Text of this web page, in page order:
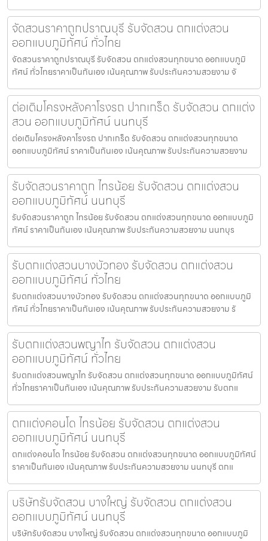
จัดสวนราคาถูกปราณบุรี รับจัดสวน ตกแต่งสวน
ออกแบบภูมิทัศน์ ทั่วไทย
จัดสวนราคาถูกปราณบุรี รับจัดสวน ตกแต่งสวนทุกขนาด ออกแบบภูมิ
ทัศน์ ทั่วไทยราคาเป็นกันเอง เน้นคุณภาพ รับประกันความสวยงาม จั
ต่อเติมโครงหลังคาโรงรถ ปากเกร็ด รับจัดสวน ตกแต่ง
สวน ออกแบบภูมิทัศน์ นนทบุรี
ต่อเติมโครงหลังคาโรงรถ ปากเกร็ด รับจัดสวน ตกแต่งสวนทุกขนาด
ออกแบบภูมิทัศน์ ราคาเป็นกันเอง เน้นคุณภาพ รับประกันความสวยงาม
รับจัดสวนราคาถูก ไทรน้อย รับจัดสวน ตกแต่งสวน
ออกแบบภูมิทัศน์ นนทบุรี
รับจัดสวนราคาถูก ไทรน้อย รับจัดสวน ตกแต่งสวนทุกขนาด ออกแบบภูมิ
ทัศน์ ราคาเป็นกันเอง เน้นคุณภาพ รับประกันความสวยงาม นนทบุร
รับตกแต่งสวนบางบัวทอง รับจัดสวน ตกแต่งสวน
ออกแบบภูมิทัศน์ ทั่วไทย
รับตกแต่งสวนบางบัวทอง รับจัดสวน ตกแต่งสวนทุกขนาด ออกแบบภูมิ
ทัศน์ ทั่วไทยราคาเป็นกันเอง เน้นคุณภาพ รับประกันความสวยงาม รั
รับตกแต่งสวนพญาไท รับจัดสวน ตกแต่งสวน
ออกแบบภูมิทัศน์ ทั่วไทย
รับตกแต่งสวนพญาไท รับจัดสวน ตกแต่งสวนทุกขนาด ออกแบบภูมิทัศน์
ทั่วไทยราคาเป็นกันเอง เน้นคุณภาพ รับประกันความสวยงาม รับตกแ
ตกแต่งคอนโด ไทรน้อย รับจัดสวน ตกแต่งสวน
ออกแบบภูมิทัศน์ นนทบุรี
ตกแต่งคอนโด ไทรน้อย รับจัดสวน ตกแต่งสวนทุกขนาด ออกแบบภูมิทัศน์
ราคาเป็นกันเอง เน้นคุณภาพ รับประกันความสวยงาม นนทบุรี ตกแ
บริษัทรับจัดสวน บางใหญ่ รับจัดสวน ตกแต่งสวน
ออกแบบภูมิทัศน์ นนทบุรี
บริษัทรับจัดสวน บางใหญ่ รับจัดสวน ตกแต่งสวนทุกขนาด ออกแบบภูมิ